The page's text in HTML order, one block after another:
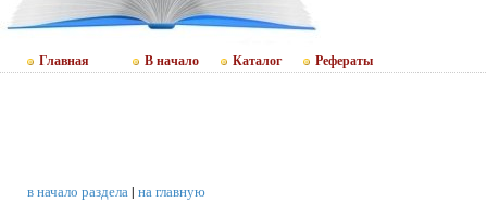
Главная В начало Каталог Рефераты
в начало раздела| на главную